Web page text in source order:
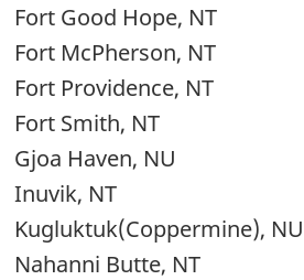
Fort Good Hope, NT
Fort McPherson, NT
Fort Providence, NT
Fort Smith, NT
Gjoa Haven, NU
Inuvik, NT
Kugluktuk(Coppermine), NU
Nahanni Butte, NT